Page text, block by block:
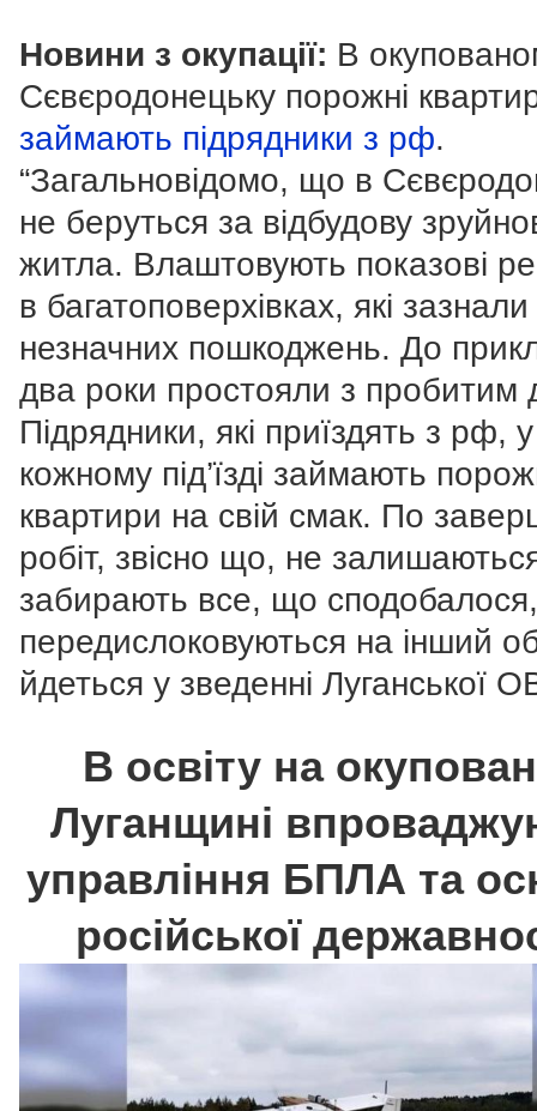
Новини з окупації: В
Сєвєродонецьку порожні
займають підрядники з рф.
“Загальновідомо, що в
не беруться за відбудову
житла. Влаштовують показові
в багатоповерхівках, які зазнали
незначних пошкоджень. До
два роки простояли з пробитим
Підрядники, які приїздять з рф, у
кожному під’їзді займають
квартири на свій смак. По
робіт, звісно що, не
забирають все, що сподобалося,
передислоковуються на інший
йдеться у зведенні Луганської
В освіту на
Луганщині
управління БПЛА та
російської